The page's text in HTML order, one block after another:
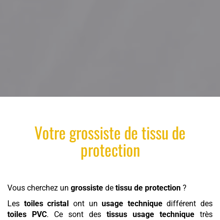
Votregrossistedetissude
protection
Vous cherchez un grossiste de tissu de protection ?
Les toiles cristal ont unusage techniquedifférent des
toiles PVC. Ce sont des tissus usage technique très